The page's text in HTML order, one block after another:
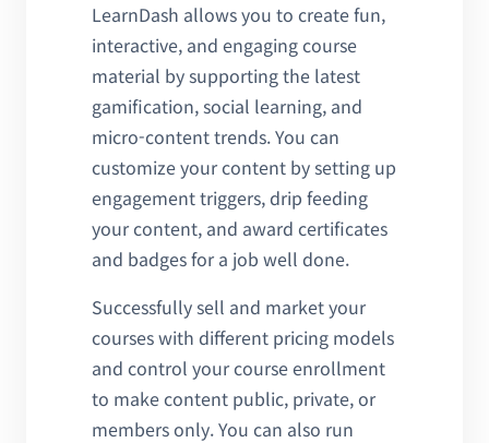
LearnDash allows you to create fun,
interactive, and engaging course
material by supporting the latest
gamification, social learning, and
micro-content trends. You can
customize your content by setting up
engagement triggers, drip feeding
your content, and award certificates
and badges for a job well done.
Successfully sell and market your
courses with different pricing models
and control your course enrollment
to make content public, private, or
members only. You can also run